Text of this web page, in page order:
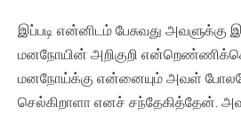
இப்படி என்னிடம் பேசுவது அவளுக்கு
மனநோயின் அறிகுறி
மனநோய்க்கு என்னையும் அவள்
செல்கிறாளா எனச் சந்தேகித்தேன்.